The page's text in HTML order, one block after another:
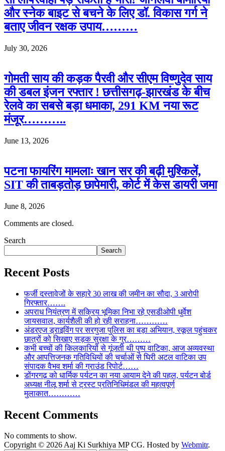
और स्नेक बाइट से बचने के लिए डॉ. विकास गर्ग ने
बताए जीवन रक्षक उपाय………
July 30, 2026
गोमती साय की कड़क पैरवी और सीएम विष्णुदेव साय
की डबल इंजन रफ्तार ! छत्तीसगढ़-झारखंड के बीच
रेलवे का सबसे बड़ा धमाका, 291 KM नया रूट
मंजूर………..
June 13, 2026
पटना फायरिंग मामलाः खान सर की बढ़ी मुश्किलें,
SIT की ताबड़तोड़ छापेमारी, कोर्ट में केस डायरी जमा
June 8, 2026
Comments are closed.
Search
Search
Recent Posts
फर्जी दस्तावेजों के सहारे 30 लाख की जमीन का सौदा, 3 आरोपी
गिरफ्तार…….
अपराध नियंत्रण में सक्रिय भूमिका निभा रहे एसडीओपी धुर्वेश
जायसवाल, कार्यशैली की हो रही सराहना…………
अंडरएज ड्राइविंग पर सरगुजा पुलिस का बड़ा अभियान, स्कूल पहुंचकर
छात्रों को सिखाए सड़क सुरक्षा के गुर………
कभी बच्चों की किलकारियों से गूंजती थी पुष्प वाटिका, आज अव्यवस्था
और आपत्तिजनक गतिविधियों की चर्चाओं से घिरी अटल वाटिका उप
संपादक वैभव शर्मा की ग्राउंड रिपोर्ट……
डोंगरगढ़ को धार्मिक पर्यटन का नया आयाम देने की पहल, पर्यटन बोर्ड
अध्यक्ष नीलू शर्मा से ट्रस्ट प्रतिनिधिमंडल की महत्वपूर्ण
मुलाकात…………
Recent Comments
No comments to show.
Copyright © 2026 Aaj Ki Surkhiya MP CG. Hosted by Webmitr.